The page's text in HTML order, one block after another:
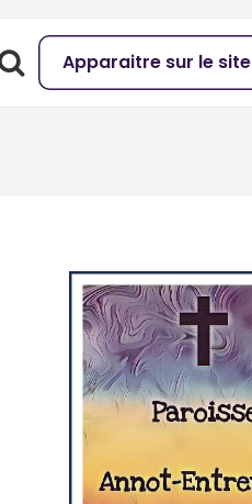
Apparaitre sur le site